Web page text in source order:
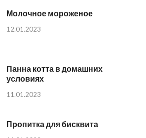
Молочное мороженое
12.01.2023
Панна котта в домашних
условиях
11.01.2023
Пропитка для бисквита